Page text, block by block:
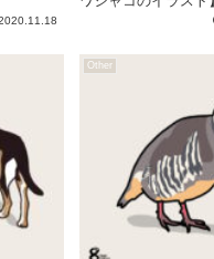
Other